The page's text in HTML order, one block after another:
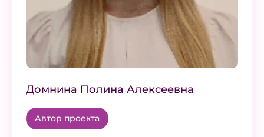
Домнина Полина Алексеевна
Автор проекта